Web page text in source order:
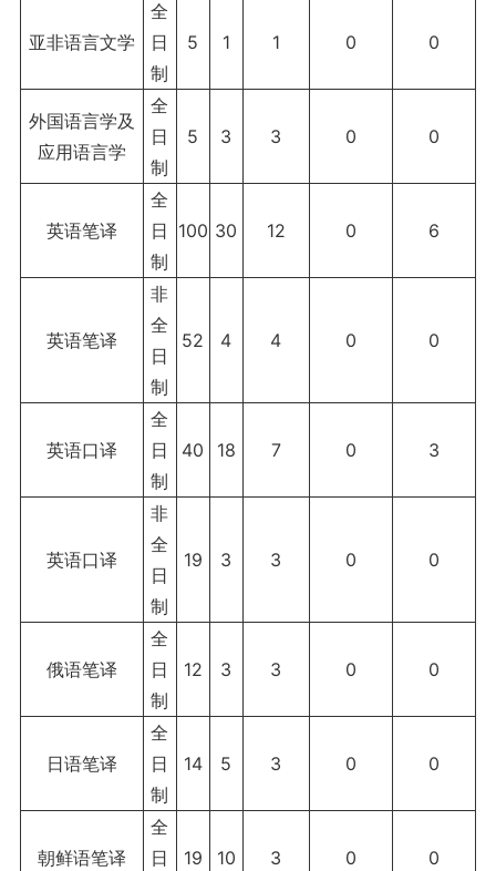
亚非语言文学
全
日
制
5 1 1 0 0
外国语言学及
应用语言学
全
日
制
5 3 3 0 0
英语笔译
全
日
制
100 30 12 0 6
英语笔译
非
全
日
制
52 4 4 0 0
英语口译
全
日
制
40 18 7 0 3
英语口译
非
全
日
制
19 3 3 0 0
俄语笔译
全
日
制
12 3 3 0 0
日语笔译
全
日
制
14 5 3 0 0
朝鲜语笔译
全
日
19 10 3 0 0